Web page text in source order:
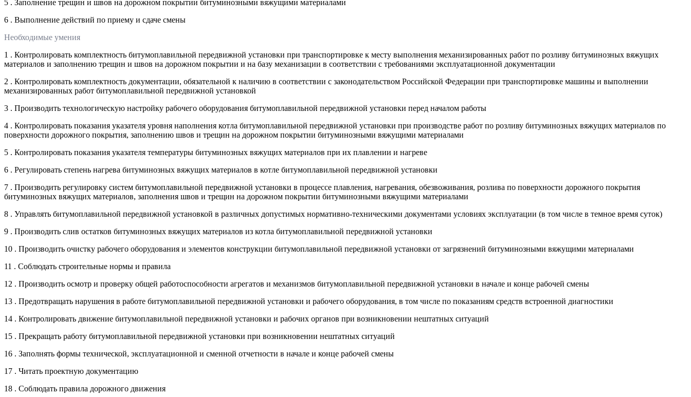
5 . Заполнение трещин и швов на дорожном покрытии битуминозными вяжущими материалами
6 . Выполнение действий по приему и сдаче смены
Необходимые умения
1 . Контролировать комплектность битумоплавильной передвижной установки при транспортировке к месту выполнения механизированных работ по розливу битуминозных вяжущих
материалов и заполнению трещин и швов на дорожном покрытии и на базу механизации в соответствии с требованиями эксплуатационной документации
2 . Контролировать комплектность документации, обязательной к наличию в соответствии с законодательством Российской Федерации при транспортировке машины и выполнении
механизированных работ битумоплавильной передвижной установкой
3 . Производить технологическую настройку рабочего оборудования битумоплавильной передвижной установки перед началом работы
4 . Контролировать показания указателя уровня наполнения котла битумоплавильной передвижной установки при производстве работ по розливу битуминозных вяжущих материалов по
поверхности дорожного покрытия, заполнению швов и трещин на дорожном покрытии битуминозными вяжущими материалами
5 . Контролировать показания указателя температуры битуминозных вяжущих материалов при их плавлении и нагреве
6 . Регулировать степень нагрева битуминозных вяжущих материалов в котле битумоплавильной передвижной установки
7 . Производить регулировку систем битумоплавильной передвижной установки в процессе плавления, нагревания, обезвоживания, розлива по поверхности дорожного покрытия
битуминозных вяжущих материалов, заполнения швов и трещин на дорожном покрытии битуминозными вяжущими материалами
8 . Управлять битумоплавильной передвижной установкой в различных допустимых нормативно-техническими документами условиях эксплуатации (в том числе в темное время суток)
9 . Производить слив остатков битуминозных вяжущих материалов из котла битумоплавильной передвижной установки
10 . Производить очистку рабочего оборудования и элементов конструкции битумоплавильной передвижной установки от загрязнений битуминозными вяжущими материалами
11 . Соблюдать строительные нормы и правила
12 . Производить осмотр и проверку общей работоспособности агрегатов и механизмов битумоплавильной передвижной установки в начале и конце рабочей смены
13 . Предотвращать нарушения в работе битумоплавильной передвижной установки и рабочего оборудования, в том числе по показаниям средств встроенной диагностики
14 . Контролировать движение битумоплавильной передвижной установки и рабочих органов при возникновении нештатных ситуаций
15 . Прекращать работу битумоплавильной передвижной установки при возникновении нештатных ситуаций
16 . Заполнять формы технической, эксплуатационной и сменной отчетности в начале и конце рабочей смены
17 . Читать проектную документацию
18 . Соблюдать правила дорожного движения